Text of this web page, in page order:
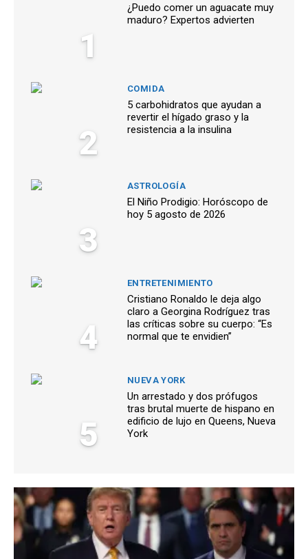
1
¿Puedo comer un aguacate muy
maduro? Expertos advierten
2
COMIDA
5 carbohidratos que ayudan a
revertir el hígado graso y la
resistencia a la insulina
3
ASTROLOGÍA
El Niño Prodigio: Horóscopo de
hoy 5 agosto de 2026
4
ENTRETENIMIENTO
Cristiano Ronaldo le deja algo
claro a Georgina Rodríguez tras
las críticas sobre su cuerpo: “Es
normal que te envidien”
5
NUEVA YORK
Un arrestado y dos prófugos
tras brutal muerte de hispano en
edificio de lujo en Queens, Nueva
York